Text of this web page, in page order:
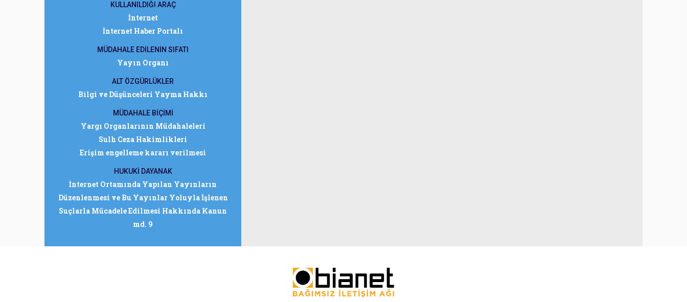
KULLANILDIĞI ARAÇ
İnternet
İnternet Haber Portalı
MÜDAHALE EDİLENİN SIFATI
Yayın Organı
ALT ÖZGÜRLÜKLER
Bilgi ve Düşünceleri Yayma Hakkı
MÜDAHALE BİÇİMİ
Yargı Organlarının Müdahaleleri
Sulh Ceza Hakimlikleri
Erişim engelleme kararı verilmesi
HUKUKİ DAYANAK
İnternet Ortamında Yapılan Yayınların
Düzenlenmesi ve Bu Yayınlar Yoluyla İşlenen
Suçlarla Mücadele Edilmesi Hakkında Kanun
md. 9